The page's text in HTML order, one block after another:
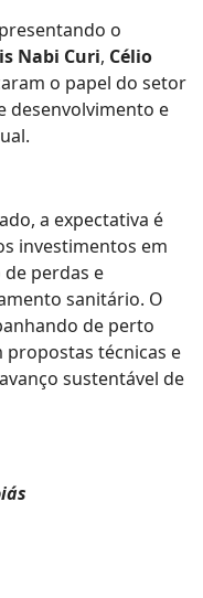
o
Nabi Curi, Célio
o papel do setor
desenvolvimento e
a expectativa é
investimentos em
perdas e
sanitário. O
de perto
propostas técnicas e
sustentável de